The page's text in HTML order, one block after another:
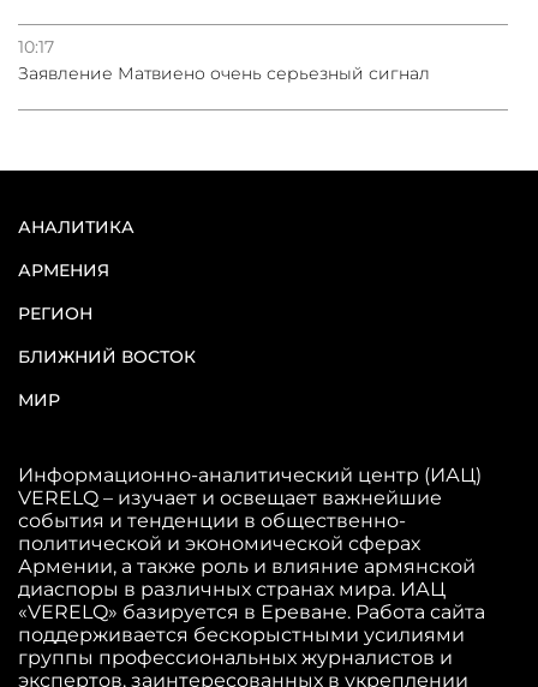
10:17
Заявление Матвиено очень серьезный сигнал
АНАЛИТИКА
АРМЕНИЯ
РЕГИОН
БЛИЖНИЙ ВОСТОК
МИР
Информационно-аналитический центр (ИАЦ)
VERELQ – изучает и освещает важнейшие
события и тенденции в общественно-
политической и экономической сферах
Армении, а также роль и влияние армянской
диаспоры в различных странах мира. ИАЦ
«VERELQ» базируется в Ереване. Работа сайта
поддерживается бескорыстными усилиями
группы профессиональных журналистов и
экспертов, заинтересованных в укреплении